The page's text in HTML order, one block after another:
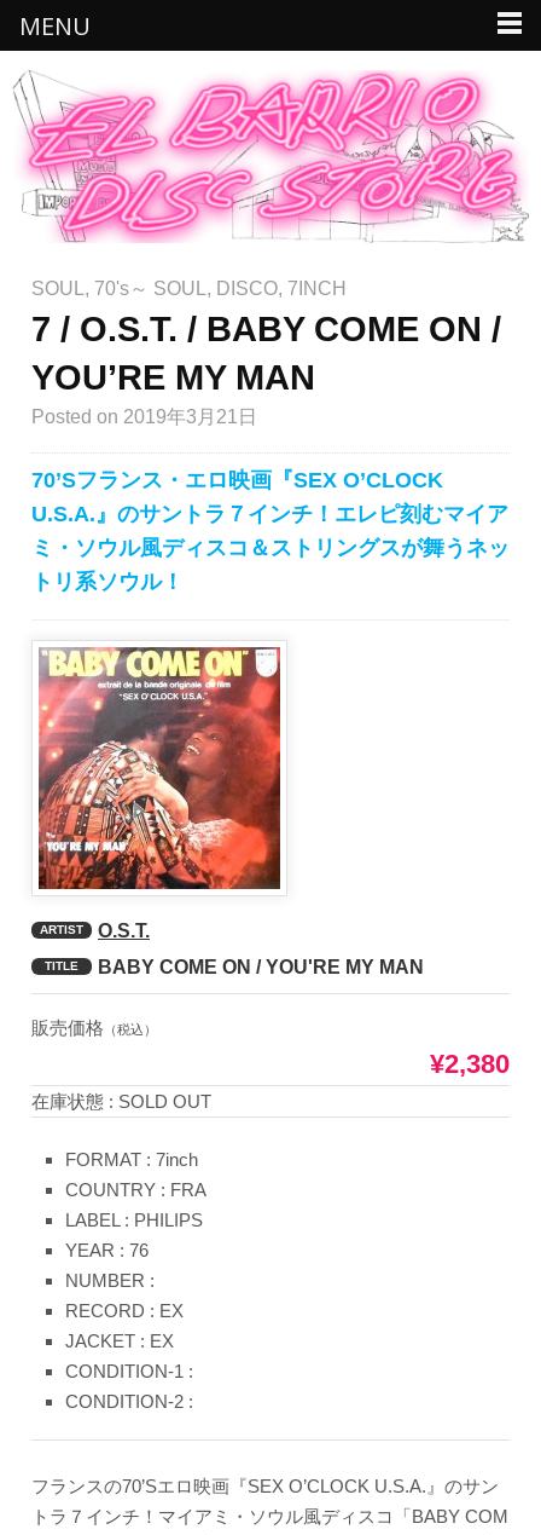
SOUL , 70's～ SOUL , DISCO, 7INCH
7 / O.S.T. / BABY COME ON /
YOU’RE MY MAN
Posted on 2019年3月21日
70’Sフランス・エロ映画『SEX O’CLOCK
U.S.A.』のサントラ７インチ！エレピ刻むマイア
ミ・ソウル風ディスコ＆ストリングスが舞うネッ
トリ系ソウル！
ARTIST O.S.T.
TITLE BABY COME ON / YOU'RE MY MAN
販売価格 （税込）
¥2,380
在庫状態 : SOLD OUT
FORMAT : 7inch
COUNTRY : FRA
LABEL : PHILIPS
YEAR : 76
NUMBER :
RECORD : EX
JACKET : EX
CONDITION-1 :
CONDITION-2 :
フランスの70’Sエロ映画『SEX O’CLOCK U.S.A.』のサン
トラ７インチ！マイアミ・ソウル風ディスコ「BABY COM
MENU